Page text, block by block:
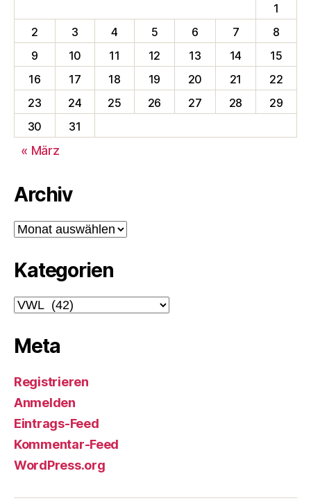
1
2
3 4 5 6 7
8
9
10 11 12 13 14
15
16
17 18 19 20 21
22
23
24 25 26 27 28
29
30
31
« März
Archiv
Archiv
Kategorien
Kategorien
Meta
Registrieren
Anmelden
Eintrags-Feed
Kommentar-Feed
WordPress.org